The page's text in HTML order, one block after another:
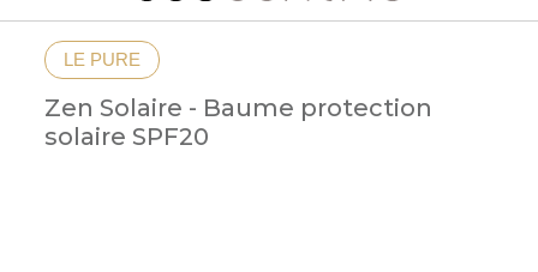
LE PURE
Zen Solaire - Baume protection
solaire SPF20